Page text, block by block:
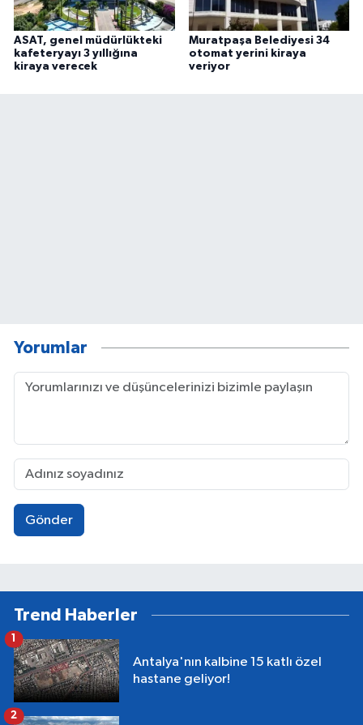
ASAT, genel müdürlükteki
kafeteryayı 3 yıllığına
kiraya verecek
Muratpaşa Belediyesi 34
otomat yerini kiraya
veriyor
Yorumlar
Gönder
Trend Haberler
Antalya'nın kalbine 15 katlı özel
hastane geliyor!
1
2